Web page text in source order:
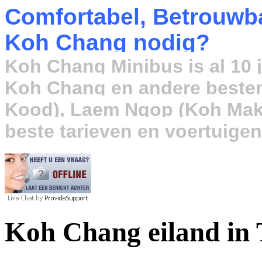
Comfortabel,
Koh Chang nodig?
Koh Chang Minibus is al 10
Koh Chang en andere
Kood), Laem Ngop (Koh
beste tarieven en
Koh Chang eiland in